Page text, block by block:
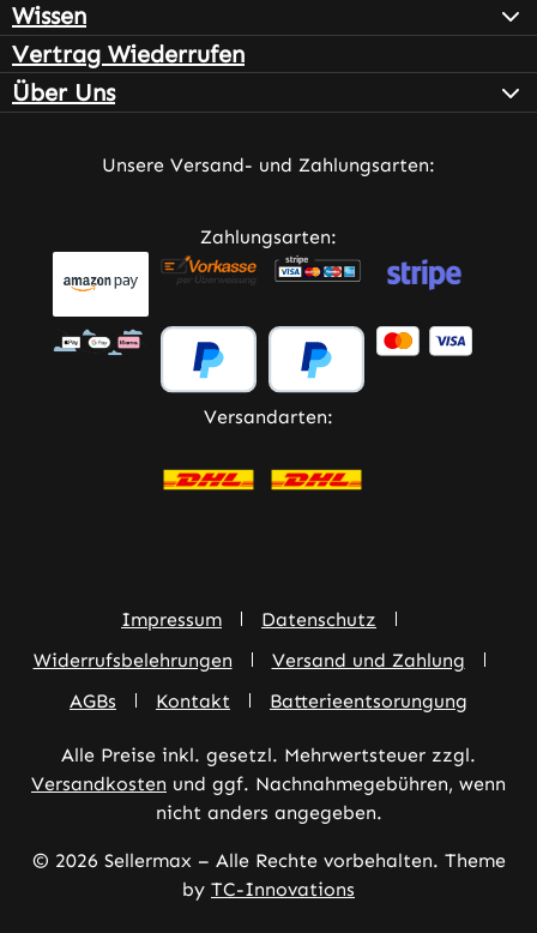
Wissen
Vertrag Wiederrufen
Über Uns
Unsere Versand- und Zahlungsarten:
Zahlungsarten:
Versandarten:
Impressum
Datenschutz
Widerrufsbelehrungen
Versand und Zahlung
AGBs
Kontakt Batterieentsorungung
Alle Preise inkl. gesetzl. Mehrwertsteuer zzgl.
Versandkosten und ggf. Nachnahmegebühren, wenn
nicht anders angegeben.
© 2026 Sellermax – Alle Rechte vorbehalten. Theme
by TC-Innovations